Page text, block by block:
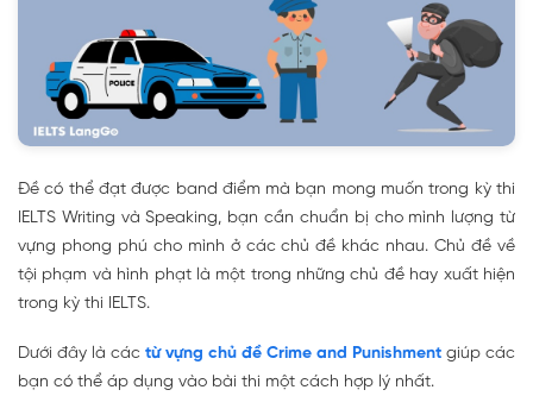
Đề có thể đạt được band điểm mà bạn mong muốn trong kỳ thi
IELTS Writing và Speaking, bạn cần chuẩn bị cho mình lượng từ
vựng phong phú cho mình ở các chủ đề khác nhau. Chủ đề về
tội phạm và hình phạt là một trong những chủ đề hay xuất hiện
trong kỳ thi IELTS.
Dưới đây là các từ vựng chủ đề Crime and Punishment giúp các
bạn có thể áp dụng vào bài thi một cách hợp lý nhất.